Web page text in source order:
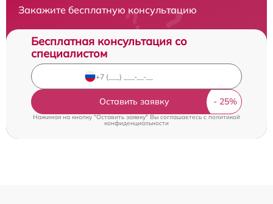
Закажите бесплатную консультацию
Бесплатная консультация со
специалистом
Оставить заявку
Нажимая на кнопку "Оставить заявку" Вы соглашаетесь cполитикой
конфиденциальности